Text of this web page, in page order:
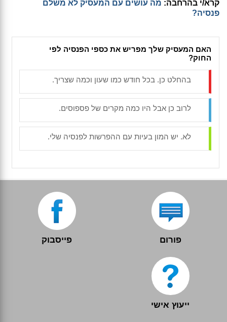
קרא/י בהרחבה: מה עושים עם המעסיק לא משלם
פנסיה?
האם המעסיק שלך מפריש את כספי הפנסיה לפי
החוק?
בהחלט כן. בכל חודש כמו שעון וכמה שצריך.
לרוב כן אבל היו כמה מקרים של פספוסים.
לא. יש המון בעיות עם ההפרשות לפנסיה שלי.
פורום פייסבוק
ייעוץ אישי